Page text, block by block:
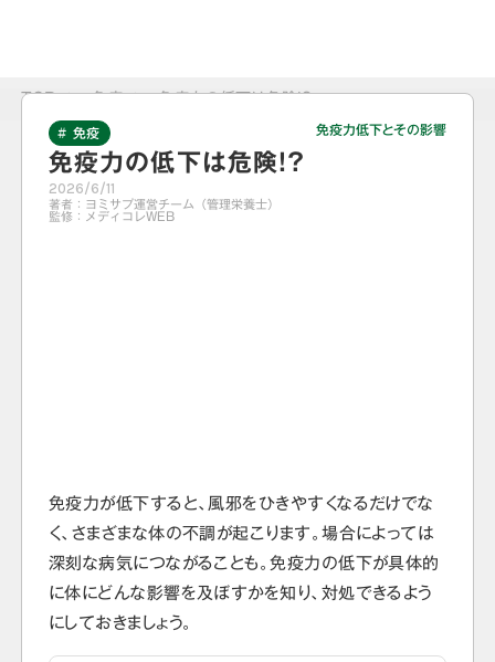
TOP > 免疫 > 免疫力の低下は危険!?
# 免疫 免疫力低下とその影響
免疫力の低下は危険!?
2026/6/11
著者： ヨミサプ運営チーム（管理栄養士）
監修： メディコレWEB
免疫力が低下すると、風邪をひきやすくなるだけでな
く、さまざまな体の不調が起こります。場合によっては
深刻な病気につながることも。免疫力の低下が具体的
に体にどんな影響を及ぼすかを知り、対処できるよう
にしておきましょう。